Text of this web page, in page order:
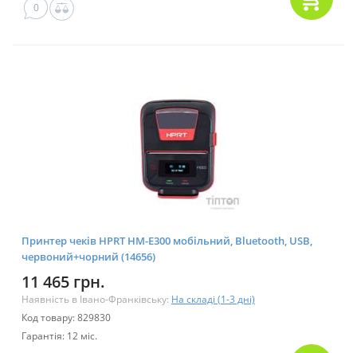
0
Принтер чеків HPRT HM-E300 мобільний, Bluetooth, USB,
червоний+чорний (14656)
11 465 грн.
Наявність в Івано-Франківську: На складі (1-3 дні)
Код товару: 829830
Гарантія: 12 міс.